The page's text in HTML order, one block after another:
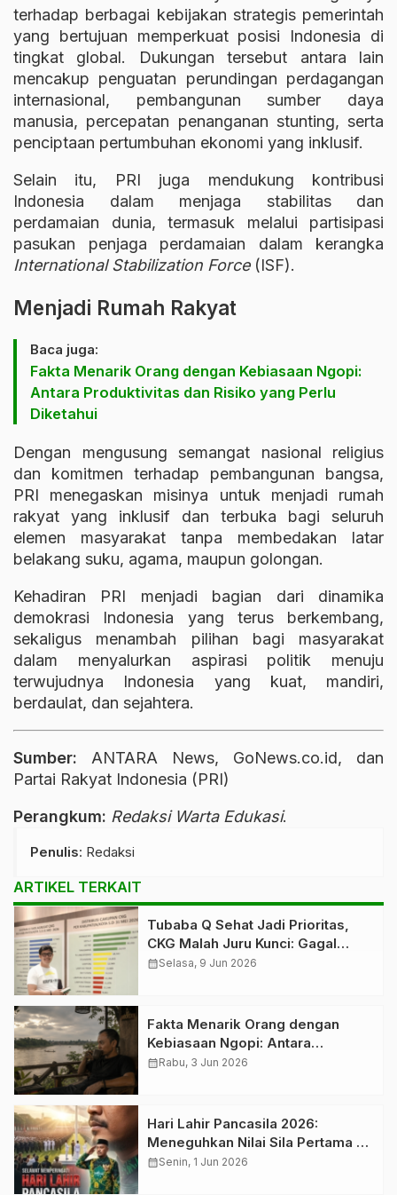
terhadap berbagai kebijakan strategis pemerintah
yang bertujuan memperkuat posisi Indonesia di
tingkat global. Dukungan tersebut antara lain
mencakup penguatan perundingan perdagangan
internasional, pembangunan sumber daya
manusia, percepatan penanganan stunting, serta
penciptaan pertumbuhan ekonomi yang inklusif.
Selain itu, PRI juga mendukung kontribusi
Indonesia dalam menjaga stabilitas dan
perdamaian dunia, termasuk melalui partisipasi
pasukan penjaga perdamaian dalam kerangka
International Stabilization Force(ISF).
Menjadi Rumah Rakyat
Baca juga:
Fakta Menarik Orang dengan Kebiasaan Ngopi:
Antara Produktivitas dan Risiko yang Perlu
Diketahui
Dengan mengusung semangat nasional religius
dan komitmen terhadap pembangunan bangsa,
PRI menegaskan misinya untuk menjadi rumah
rakyat yang inklusif dan terbuka bagi seluruh
elemen masyarakat tanpa membedakan latar
belakang suku, agama, maupun golongan.
Kehadiran PRI menjadi bagian dari dinamika
demokrasi Indonesia yang terus berkembang,
sekaligus menambah pilihan bagi masyarakat
dalam menyalurkan aspirasi politik menuju
terwujudnya Indonesia yang kuat, mandiri,
berdaulat, dan sejahtera.
Sumber: ANTARA News, GoNews.co.id, dan
Partai Rakyat Indonesia (PRI)
Perangkum: Redaksi Warta Edukasi.
Penulis: Redaksi
ARTIKEL TERKAIT
Tubaba Q Sehat Jadi Prioritas,
CKG Malah Juru Kunci: Gagal
Kebijakan atau Pelaksanaan?
calendar_monthSelasa, 9 Jun 2026
Fakta Menarik Orang dengan
Kebiasaan Ngopi: Antara
Produktivitas dan Risiko yang
calendar_monthRabu, 3 Jun 2026
Hari Lahir Pancasila 2026:
Meneguhkan Nilai Sila Pertama di
Tengah Tantangan Zaman
calendar_monthSenin, 1 Jun 2026